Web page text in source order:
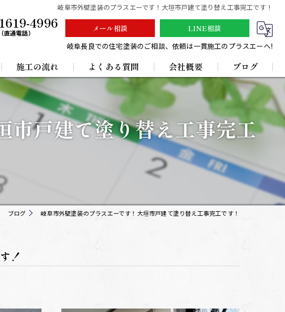
岐阜市外壁塗装のプラスエーです！大垣市戸建て塗り替え工事完工です！
4996
（直通電話） メール相談
LINE相談
岐阜長良での住宅塗装のご相談、依頼は一貫施工のプラスエーへ!
施工の流れ よくある質問 会社概要
採用情報
ブログ
市戸建て塗り替え工事完工
ブログ 岐阜市外壁塗装のプラスエーです！大垣市戸建て塗り替え工事完工です！
！